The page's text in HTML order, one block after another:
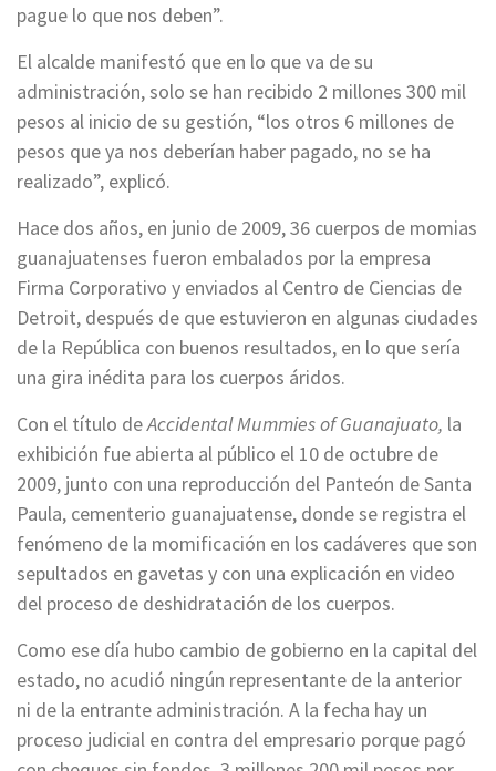
pague lo que nos deben”.
El alcalde manifestó que en lo que va de su
administración, solo se han recibido 2 millones 300 mil
pesos al inicio de su gestión, “los otros 6 millones de
pesos que ya nos deberían haber pagado, no se ha
realizado”, explicó.
Hace dos años, en junio de 2009, 36 cuerpos de momias
guanajuatenses fueron embalados por la empresa
Firma Corporativo y enviados al Centro de Ciencias de
Detroit, después de que estuvieron en algunas ciudades
de la República con buenos resultados, en lo que sería
una gira inédita para los cuerpos áridos.
Con el título deAccidental Mummies of Guanajuato, la
exhibición fue abierta al público el 10 de octubre de
2009, junto con una reproducción del Panteón de Santa
Paula, cementerio guanajuatense, donde se registra el
fenómeno de la momificación en los cadáveres que son
sepultados en gavetas y con una explicación en video
del proceso de deshidratación de los cuerpos.
Como ese día hubo cambio de gobierno en la capital del
estado, no acudió ningún representante de la anterior
ni de la entrante administración. A la fecha hay un
proceso judicial en contra del empresario porque pagó